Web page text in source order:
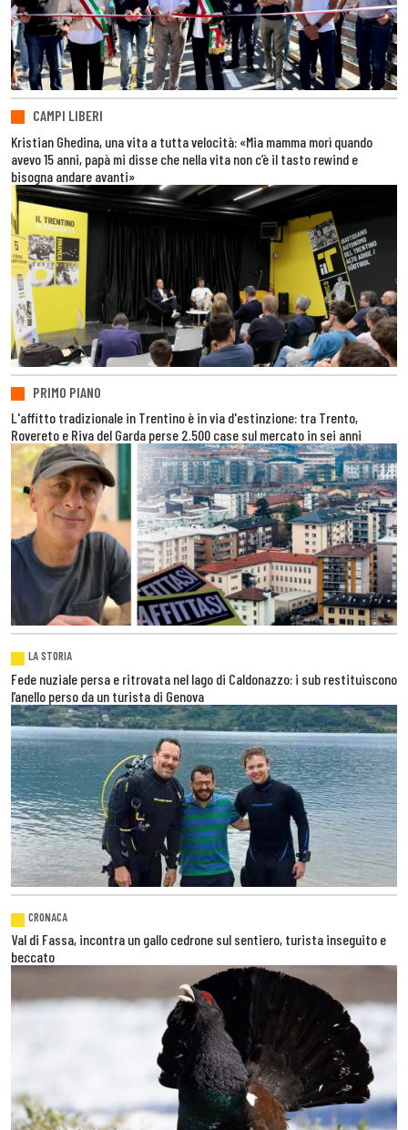
CAMPI LIBERI
Kristian Ghedina, una vita a tutta velocità: «Mia mamma morì quando
avevo 15 anni, papà mi disse che nella vita non c’è il tasto rewind e
bisogna andare avanti»
PRIMO PIANO
L'affitto tradizionale in Trentino è in via d'estinzione: tra Trento,
Rovereto e Riva del Garda perse 2.500 case sul mercato in sei anni
LA STORIA
Fede nuziale persa e ritrovata nel lago di Caldonazzo: i sub restituiscono
l’anello perso da un turista di Genova
CRONACA
Val di Fassa, incontra un gallo cedrone sul sentiero, turista inseguito e
beccato